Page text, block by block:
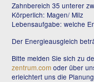
Zahnbereich 35 unterer
Körperlich: Magen/ Milz
Lebensaufgabe: welche
Der Energieausgleich
Bitte melden Sie sich zu
zentrum.com oder über
erleichtert uns die